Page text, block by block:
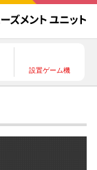
設置ゲーム機